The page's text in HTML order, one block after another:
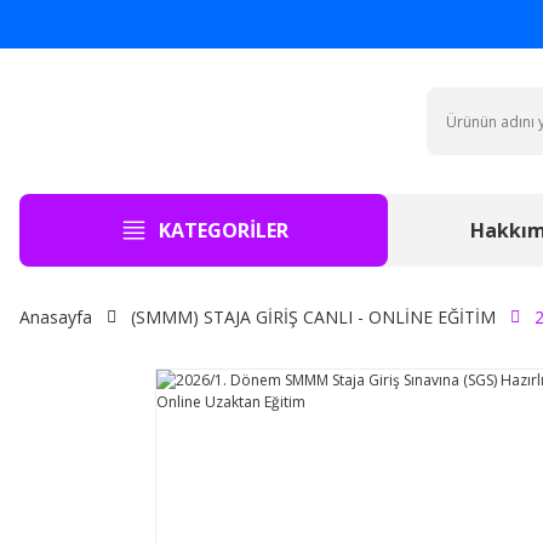
KATEGORİLER
Anasayfa (SMMM) STAJA GİRİŞ CANLI - ONLİNE EĞİTİM